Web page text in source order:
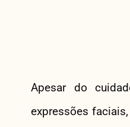
Apesar do
expressões